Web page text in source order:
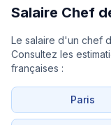
Salaire Chef
Le salaire d'un chef
Consultez les
françaises :
Paris